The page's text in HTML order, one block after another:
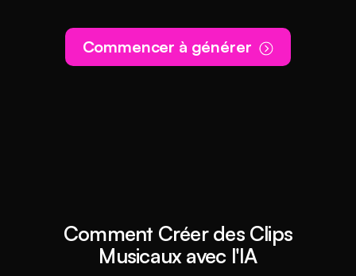
Commencer à générer
Comment Créer des Clips
Musicaux avec l'IA